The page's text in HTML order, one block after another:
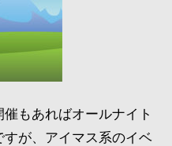
もあればオールナイト
が、アイマス系のイベ